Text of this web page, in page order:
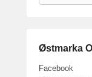
Østmarka
Facebook